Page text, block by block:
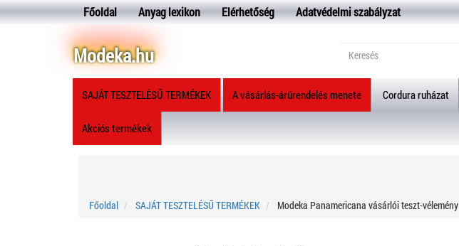
Főoldal Anyag lexikon Elérhetőség Adatvédelmi szabályzat
Modeka.hu
SAJÁT TESZTELÉSŰ TERMÉKEK A vásárlás-árúrendelés menete Cordura ruházat
Akciós termékek
Főoldal SAJÁT TESZTELÉSŰ TERMÉKEK Modeka Panamericana vásárlói teszt-vélemény